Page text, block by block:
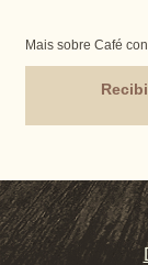
Mais sobre Café